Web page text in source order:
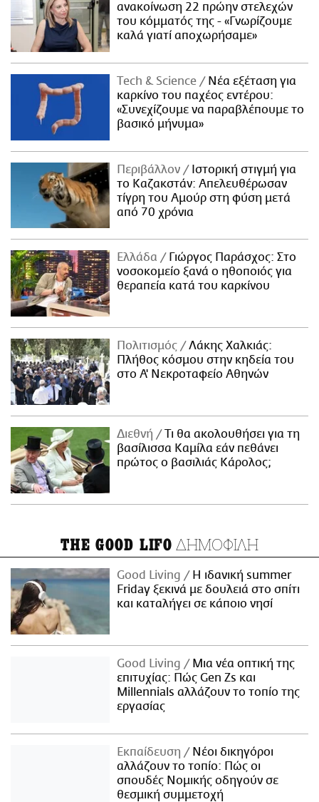
ανακοίνωση 22 πρώην στελεχών
του κόμματός της - «Γνωρίζουμε
καλά γιατί αποχωρήσαμε»
Τech & Science
Νέα εξέταση για
καρκίνο του παχέος εντέρου:
«Συνεχίζουμε να παραβλέπουμε το
βασικό μήνυμα»
Περιβάλλον
Ιστορική στιγμή για
το Καζακστάν: Απελευθέρωσαν
τίγρη του Αμούρ στη φύση μετά
από 70 χρόνια
Ελλάδα
Γιώργος Παράσχος: Στο
νοσοκομείο ξανά ο ηθοποιός για
θεραπεία κατά του καρκίνου
Πολιτισμός
Λάκης Χαλκιάς:
Πλήθος κόσμου στην κηδεία του
στο Α' Νεκροταφείο Αθηνών
Διεθνή
Τι θα ακολουθήσει για τη
βασίλισσα Καμίλα εάν πεθάνει
πρώτος ο βασιλιάς Κάρολος;
THE GOOD LIFO ΔΗΜΟΦΙΛΗ
Good Living
Η ιδανική summer
Friday ξεκινά με δουλειά στο σπίτι
και καταλήγει σε κάποιο νησί
Good Living
Μια νέα οπτική της
επιτυχίας: Πώς Gen Zs και
Millennials αλλάζουν το τοπίο της
εργασίας
Εκπαίδευση
Νέοι δικηγόροι
αλλάζουν το τοπίο: Πώς οι
σπουδές Νομικής οδηγούν σε
θεσμική συμμετοχή